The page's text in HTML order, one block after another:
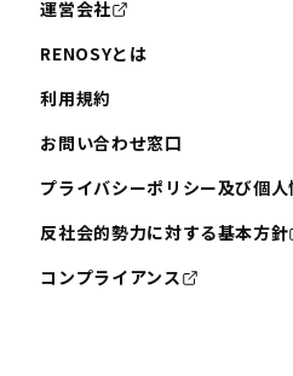
運営会社
RENOSYとは
利用規約
お問い合わせ窓口
プライバシーポリシー及び個
反社会的勢力に対する基本方針
コンプライアンス